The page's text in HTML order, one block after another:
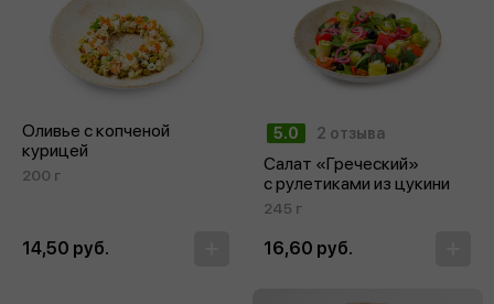
Оливье с копченой
курицей
200 г
14,50 руб.
5.0 2 отзыва
Салат «Греческий»
с рулетиками из цукини
245 г
16,60 руб.